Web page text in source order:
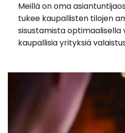
Meillä on oma
tukee kaupallisten tilojen
sisustamista optimaalisella
kaupallisia yrityksiä